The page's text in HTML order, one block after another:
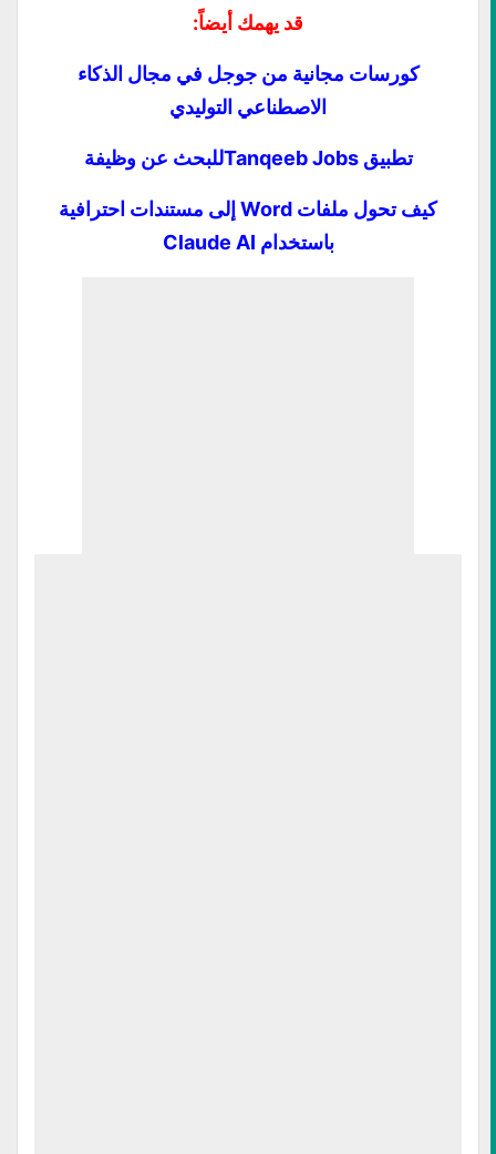
قد يهمك أيضاً:
كورسات مجانية من جوجل في مجال الذكاء
الاصطناعي التوليدي
تطبيق Tanqeeb Jobsللبحث عن وظيفة
كيف تحول ملفات Word إلى مستندات احترافية
باستخدام Claude AI